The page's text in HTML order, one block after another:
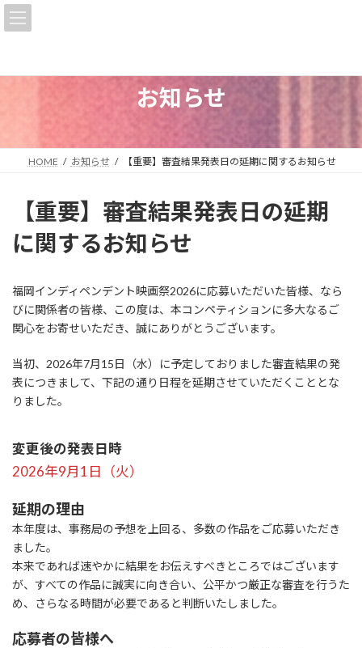
コ
ン
ツ
ナ
ビ
シ
お知らせ
HOME お知らせ 【重要】審査結果発表日の延期に関するお知らせ
【重要】審査結果発表日の延期
に関するお知らせ
福岡インディペンデント映画祭2026に応募いただいた皆様、なら
びに関係者の皆様、この度は、本コンペティションに多大なるご
関心をお寄せいただき、誠にありがとうございます。
当初、2026年7月15日（水）に予定しておりました審査結果の発
表につきまして、下記の通り日程を延期させていただくこととな
りました。
変更後の発表日時
2026年9月1日（火）
延期の理由
本年度は、事務局の予想を上回る、多数の作品をご応募いただき
ました。
本来であれば速やかに結果をお伝えすべきところではございます
が、すべての作品に誠実に向き合い、公平かつ厳正な審査を行うた
め、さらなる時間が必要であると判断いたしました。
応募者の皆様へ